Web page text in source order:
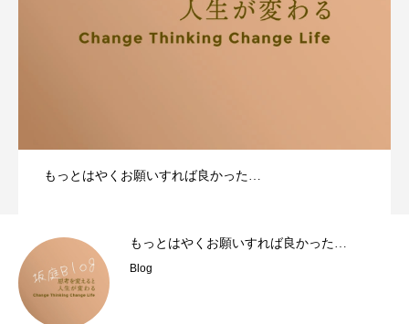
もっとはやくお願いすれば良かった…
もっとはやくお願いすれば良かった…
Blog